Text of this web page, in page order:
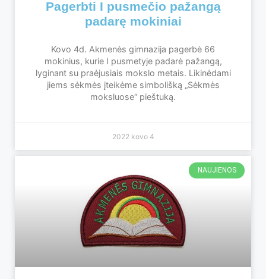
Pagerbti I pusmečio pažangą
padarę mokiniai
Kovo 4d. Akmenės gimnazija pagerbė 66
mokinius, kurie I pusmetyje padarė pažangą,
lyginant su praėjusiais mokslo metais. Likinėdami
jiems sėkmės įteikėme simbolišką „Sėkmės
moksluose“ pieštuką.
2022 kovo 4
NAUJIENOS